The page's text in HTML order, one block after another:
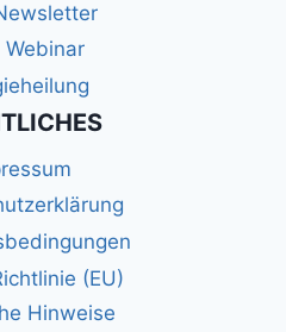
Webinar
(EU)
Hinweise